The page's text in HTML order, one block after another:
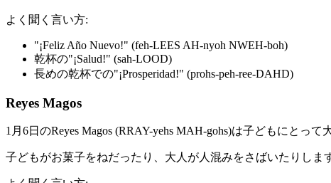
よく聞く言い方:
"¡Feliz Año Nuevo!" (feh-LEES AH-nyoh NWEH-boh)
乾杯の"¡Salud!" (sah-LOOD)
長めの乾杯での"¡Prosperidad!" (prohs-peh-ree-DAHD)
Reyes Magos
1月6日のReyes Magos (RRAY-yehs MAH-gohs)は子どもにとっ
子どもがお菓子をねだったり、大人が人混みをさばいたりしま